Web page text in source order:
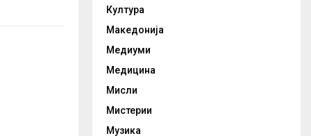
Култура
Македонија
Медиуми
Медицина
Мисли
Мистерии
Музика